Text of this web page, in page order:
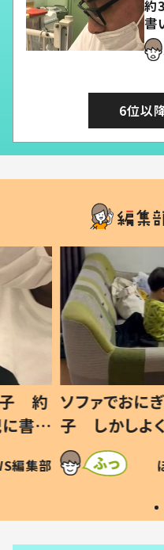
約
書
6位以
子 約
書い
編集部
ソファでおに
子 しかしよく
すべてを察し
いから許す！」